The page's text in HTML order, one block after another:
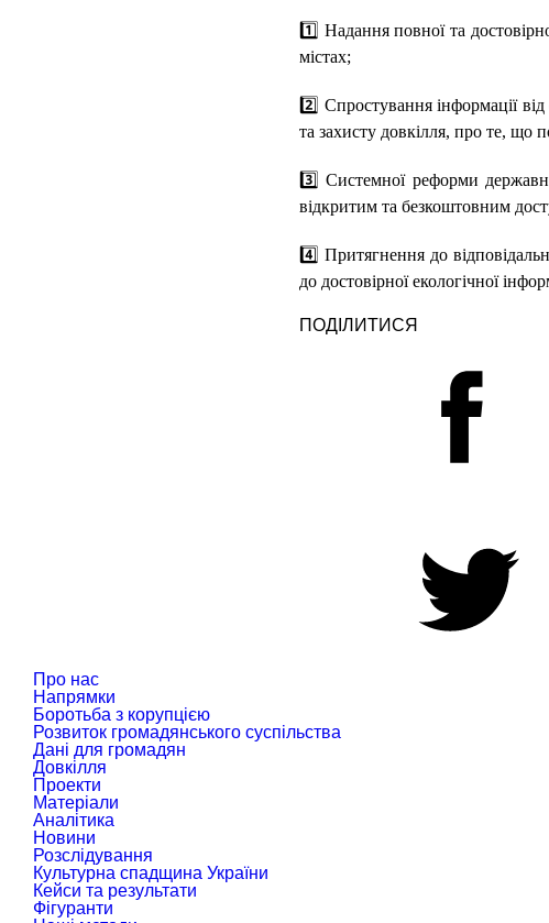
1️⃣ Надання повної та
містах;
2️⃣ Спростування інформації
та захисту довкілля, про те, що
3️⃣ Системної реформи
відкритим та безкоштовним
4️⃣ Притягнення до
до достовірної екологічної
ПОДІЛИТИСЯ
Про нас
Напрямки
Боротьба з корупцією
Розвиток громадянського суспільства
Дані для громадян
Довкілля
Проекти
Матеріали
Аналітика
Новини
Розслідування
Культурна спадщина України
Кейси та результати
Фігуранти